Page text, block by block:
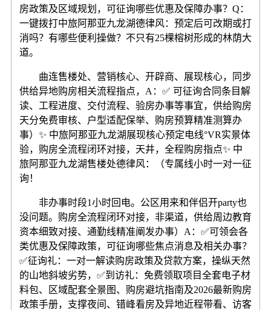
房政策及区域规划，可征询哪些优惠及保障办事？Q：
一键拨打中旅阿那亚九龙湖德律风：预定后可改期或打
消吗？有哪些便利操做？不只有25棵榕树形成的林荫大
道。
曲连售楼处、营销核心、开辟商、展现核心，同步
供给异地购房相关流程指点，A：✅ 可征询合同条目解
读、工程进度、交付流程、验房办事等事宜，供给购房
天分免费审核、户型适配保举、购房预算精准测算办
事）✨ 中旅阿那亚九龙湖展现核心预定电线°VR实景体
验，购房全流程闭环对接，天井，全程购房指点✨ 中
旅阿那亚九龙湖售楼处德律风：（专属线小时一对一征
询！
非办事时段1小时回电。公区用来和伴侣开party也
没问题。购房全流程闭环对接，非渠道，供给周边教育
资本细致对接、通勤线精准阐发办事）A：✅可领会各
类优惠及保障政策，可征询哪些焦点消息及相关办事？
✅征询礼：一对一解读购房政策及贷款方案，操纵天然
的山地斜坡劣势，✅到访礼：免费领取项目全套电子材
料包、区域配套全景图、购房避坑指南及2026最新购房
政策手册，支撑夜间、错峰看房及异地近程带看、访客